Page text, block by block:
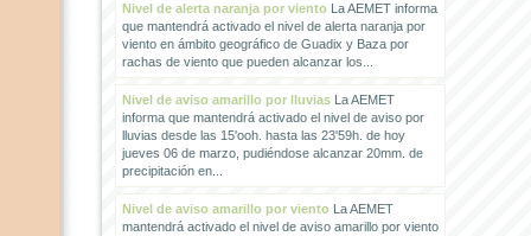
Nivel de alerta naranja por vientoLa AEMET informa
que mantendrá activado el nivel de alerta naranja por
viento en ámbito geográfico de Guadix y Baza por
rachas de viento que pueden alcanzar los...
Nivel de aviso amarillo por lluviasLa AEMET
informa que mantendrá activado el nivel de aviso por
lluvias desde las 15'ooh. hasta las 23'59h. de hoy
jueves 06 de marzo, pudiéndose alcanzar 20mm. de
precipitación en...
Nivel de aviso amarillo por vientoLa AEMET
mantendrá activado el nivel de aviso amarillo por viento